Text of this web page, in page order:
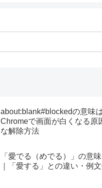
about:blank#blockedの意味
Chromeで画面が白くなる原
な解除方法
「愛でる（めでる）」の意
｜「愛する」との違い・例